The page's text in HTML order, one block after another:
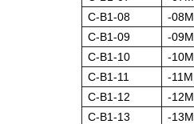
C-В1-08
-
C-В1-09
-
C-В1-10
-
C-В1-11
-
C-В1-12
-
C-В1-13
-